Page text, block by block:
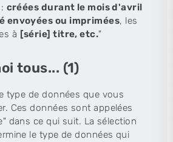
créées durant le mois d'avril
envoyées ou imprimées, les
à [série] titre, etc."
tous... (1)
type de données que vous
Ces données sont appelées
dans ce qui suit. La sélection
le type de données qui